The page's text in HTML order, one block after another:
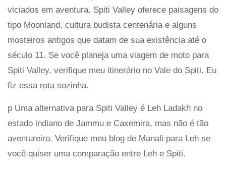
viciados em aventura. Spiti Valley oferece paisagens do
tipo Moonland, cultura budista centenária e alguns
mosteiros antigos que datam de sua existência até o
século 11. Se você planeja uma viagem de moto para
Spiti Valley, verifique meu itinerário no Vale do Spiti. Eu
fiz essa rota sozinha.
p Uma alternativa para Spiti Valley é Leh Ladakh no
estado indiano de Jammu e Caxemira, mas não é tão
aventureiro. Verifique meu blog de Manali para Leh se
você quiser uma comparação entre Leh e Spiti.